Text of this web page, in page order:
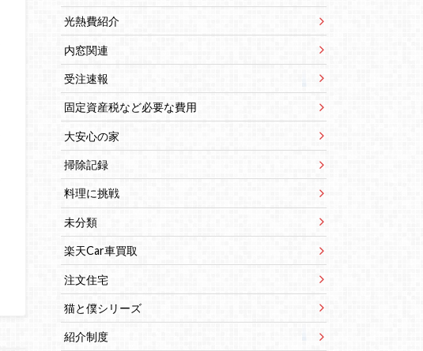
光熱費紹介
内窓関連
受注速報
固定資産税など必要な費用
大安心の家
掃除記録
料理に挑戦
未分類
楽天Car車買取
注文住宅
猫と僕シリーズ
紹介制度